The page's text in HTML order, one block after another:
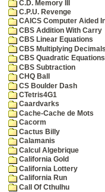
C.D. Memory III
C.P.U. Revenge
CAICS Computer Aided
CBS Addition With Carry
CBS Linear Equations
CBS Multiplying
CBS Quadratic Equations
CBS Subtraction
CHQ Ball
CS Boulder Dash
CTetris4G1
Caardvarks
Cache-Cache de Mots
Cacorm
Cactus Billy
Calamanis
Calcul Algebrique
California Gold
California Lottery
California Run
Call Of Cthulhu